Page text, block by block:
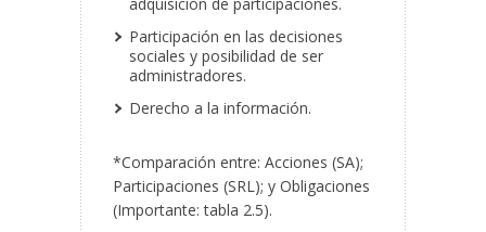
adquisición de participaciones.
Participación en las decisiones
sociales y posibilidad de ser
administradores.
Derecho a la información.
*Comparación entre: Acciones (SA);
Participaciones (SRL); y Obligaciones
(Importante: tabla 2.5).